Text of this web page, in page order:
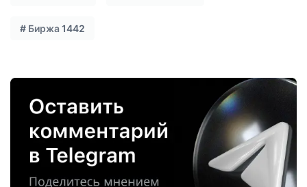
# Биржа 1442